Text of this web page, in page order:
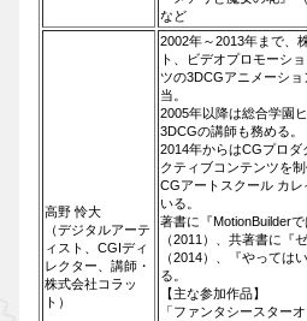
など
高野 怜大
（デジタルアーテ
ィスト、CGIディ
レクター、講師・
株式会社コラッ
ト）
2002年～2013年まで、
ト、ビデオプロモーシ
ツの3DCGアニメーシ
当。
2005年以降は総合学園
3DCGの講師も務める。
2014年からはCGプロダ
クティブコンテンツを制
CGアートスクール カ
いる。
著書に『MotionBuilder
（2011）、共著書に『
（2014）、『やっては
る。
【主な参加作品】
「ファンタシースター